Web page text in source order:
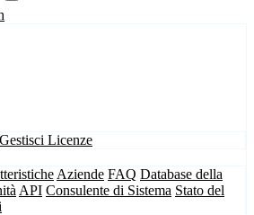
Gestisci Licenze
Aziende FAQ Database della
API Consulente di Sistema Stato del